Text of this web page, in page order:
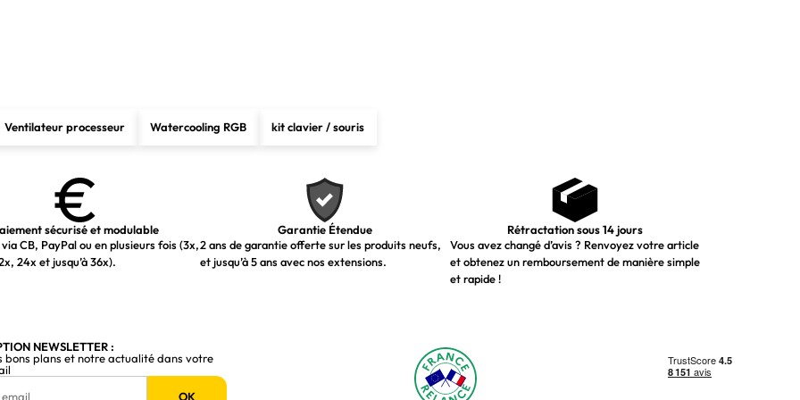
Ventilateur processeur Watercooling RGB kit clavier / souris
sécurisé et modulable
CB, PayPal ou en plusieurs fois (3x,
24x et jusqu’à 36x).
Garantie Étendue
2 ans de garantie offerte sur les produits neufs,
et jusqu’à 5 ans avec nos extensions.
Rétractation sous 14 jours
Vous avez changé d’avis ? Renvoyez votre article
et obtenez un remboursement de manière simple
et rapide !
NEWSLETTER :
bons plans et notre actualité dans votre
OK